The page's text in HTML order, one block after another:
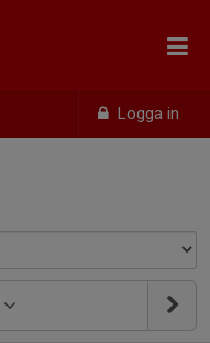
Logga in